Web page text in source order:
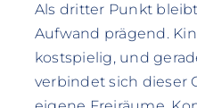
Als dritter Punkt
Aufwand prägend.
kostspielig, und
verbindet sich dieser